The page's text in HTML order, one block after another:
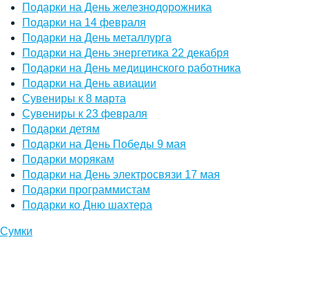
Подарки на День железнодорожника
Подарки на 14 февраля
Подарки на День металлурга
Подарки на День энергетика 22 декабря
Подарки на День медицинского работника
Подарки на День авиации
Сувениры к 8 марта
Сувениры к 23 февраля
Подарки детям
Подарки на День Победы 9 мая
Подарки морякам
Подарки на День электросвязи 17 мая
Подарки программистам
Подарки ко Дню шахтера
Сумки